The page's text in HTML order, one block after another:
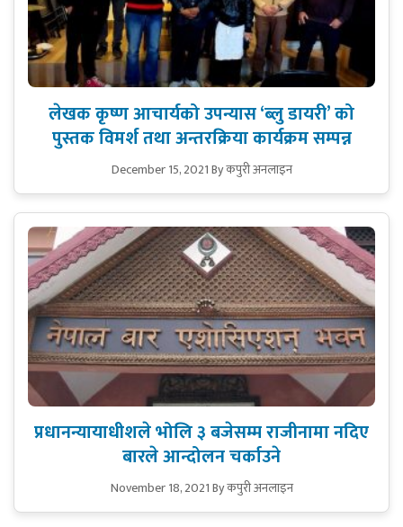
लेखक कृष्ण आचार्यको उपन्यास ‘ब्लु डायरी’ को
पुस्तक विमर्श तथा अन्तरक्रिया कार्यक्रम सम्पन्न
December 15, 2021By कपुरी अनलाइन
प्रधानन्यायाधीशले भोलि ३ बजेसम्म राजीनामा नदिए
बारले आन्दोलन चर्काउने
November 18, 2021By कपुरी अनलाइन